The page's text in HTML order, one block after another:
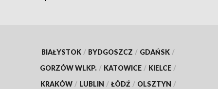
BIAŁYSTOK / BYDGOSZCZ / GDAŃSK /
GORZÓW WLKP. / KATOWICE / KIELCE /
KRAKÓW / LUBLIN / ŁÓDŹ / OLSZTYN /